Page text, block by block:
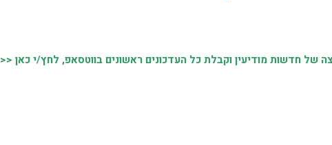
של חדשות מודיעין וקבלת כל העדכונים ראשונים בווטסאפ, לחץ/י כאן <<